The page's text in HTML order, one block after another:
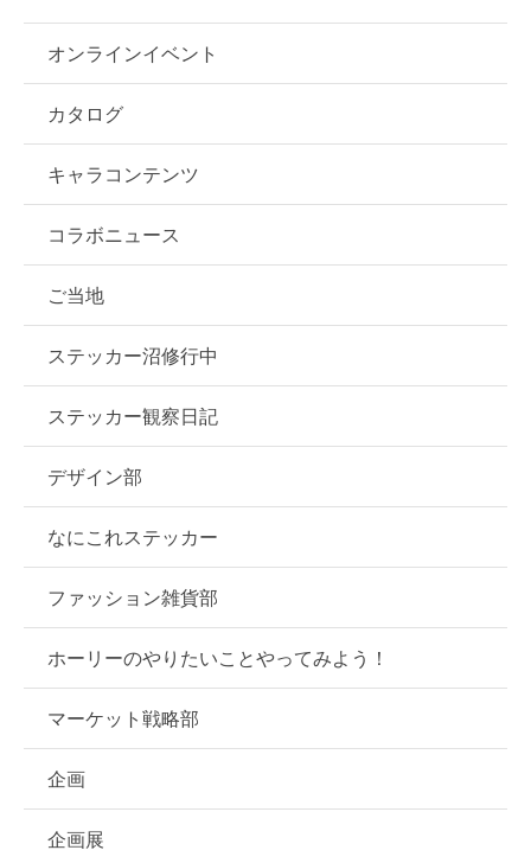
オンラインイベント
カタログ
キャラコンテンツ
コラボニュース
ご当地
ステッカー沼修行中
ステッカー観察日記
デザイン部
なにこれステッカー
ファッション雑貨部
ホーリーのやりたいことやってみよう！
マーケット戦略部
企画
企画展